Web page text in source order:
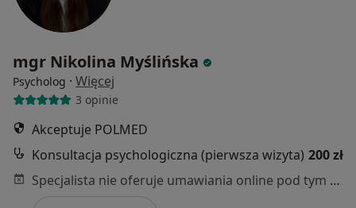
mgr Nikolina Myślińska
Psycholog · Więcej
3 opinie
Akceptuje POLMED
Konsultacja psychologiczna (pierwsza wizyta) 200 zł
Specjalista nie oferuje umawiania online pod tym adresem.